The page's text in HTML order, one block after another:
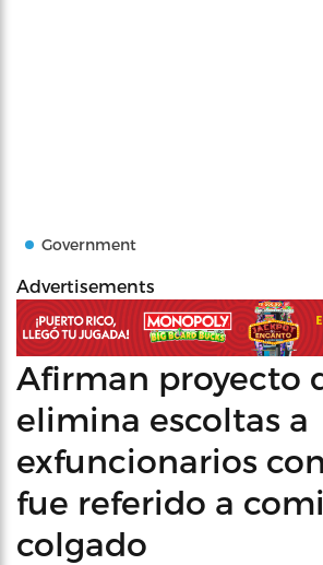
Government
Advertisements
Afirman proyecto
elimina escoltas a
exfuncionarios
fue referido a
colgado